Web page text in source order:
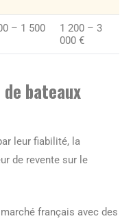
– 1 500
1 200 – 3
000 €
bateaux
leur fiabilité, la
de revente sur le
français avec des